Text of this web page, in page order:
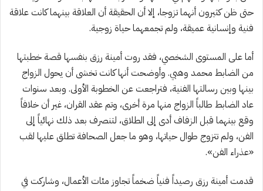
حتى ظن كثيرون أنهما تزوجا، إلا أن الحقيقة أن العلاقة بينهما كانت علاقة
فنية وإنسانية عميقة، ولم تجمعهما حياة زوجية.
أما على المستوى الشخصي، فقد روت أمينة رزق بنفسها قصة خطبتها
من الضابط محمد وهبي. وأوضحت أنها كانت تخشى أن يحول الزواج
بينها وبين رسالتها الفنية، فتراجعت عن الخطوبة الأولى. وبعد سنوات
عاد الضابط طالباً الزواج منها مرة أخرى، وتم عقد القران، غير أن خلافاً
وقع بينهما قبل الزفاف أدى إلى الطلاق، لتنصرف بعد ذلك نهائياً إلى
الفن، ولم تتزوج طوال حياتها، وهو ما جعل الصحافة تطلق عليها لقب
«عذراء الفن».
قدمت أمينة رزق رصيداً فنياً ضخماً تجاوز مئات الأعمال، وشاركت في